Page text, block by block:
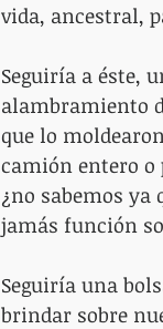
vida, ancestral,
Seguiría a éste,
alambramiento
que lo
camión entero o
¿no sabemos
jamás función
Seguiría una
brindar sobre